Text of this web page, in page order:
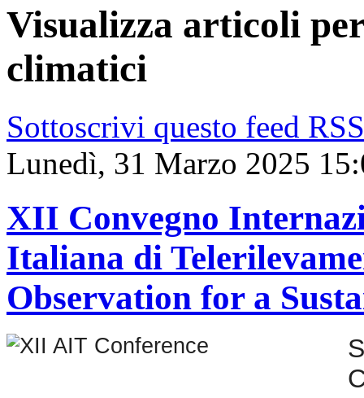
Visualizza articoli
climatici
Sottoscrivi questo feed RSS
Lunedì, 31 Marzo 2025
XII Convegno
Italiana di
Observation for a